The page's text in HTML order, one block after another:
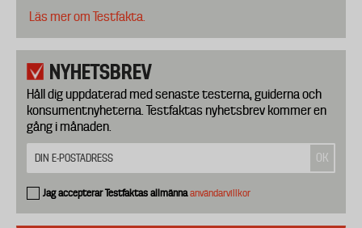
Läs mer om Testfakta.
NYHETSBREV
Håll dig uppdaterad med senaste testerna, guiderna och
konsumentnyheterna. Testfaktas nyhetsbrev kommer en
gång i månaden.
Jag accepterar Testfaktas allmännaanvändarvillkor